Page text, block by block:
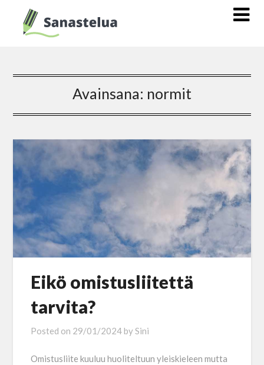
Avainsana: normit
Eikö omistusliitettä
tarvita?
Posted on 29/01/2024 bySini
Omistusliite kuuluu huoliteltuun yleiskieleen mutta